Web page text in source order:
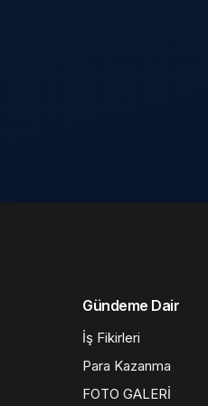
Gündeme Dair
İş Fikirleri
Para Kazanma
FOTO GALERİ